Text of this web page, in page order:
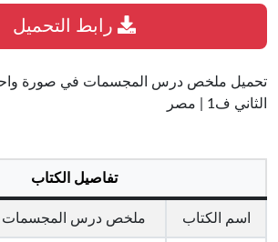
تحميل ملخص درس المجسمات في صورة
الثاني ف1 | مصر
تفاصيل الكتاب
اسم الكتاب ملخص درس المجسمات